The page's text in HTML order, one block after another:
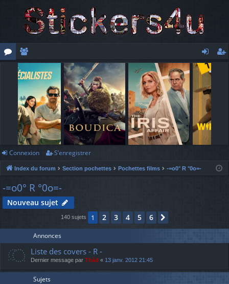
e
m
br
es
o
n
ne
xi
Connexion S’enregistrer
Index du forum Section pochettes Pochettes films -=o0° R °0o=-
-=o0° R °0o=-
Nouveau sujet
140 sujets 1 2 3 4 5 6
Annonces
Liste des covers - R -
Dernier message par Thãd « 13 janv. 2012 21:45
Sujets